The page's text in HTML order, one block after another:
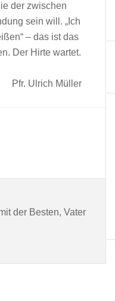
der zwischen
sein will. „Ich
– das ist das
Der Hirte wartet.
Pfr. Ulrich Müller
der Besten, Vater